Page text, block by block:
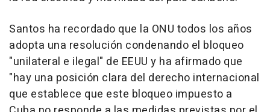
Santos ha recordado que la ONU todos los años
adopta una resolución condenando el bloqueo
"unilateral e ilegal" de EEUU y ha afirmado que
"hay una posición clara del derecho internacional
que establece que este bloqueo impuesto a